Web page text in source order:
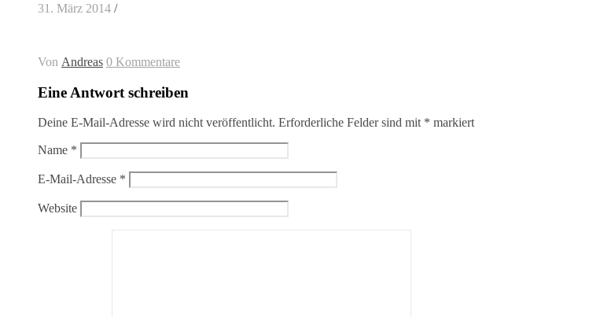
31. März 2014 /
Von Andreas 0 Kommentare
Eine Antwort schreiben
Deine E-Mail-Adresse wird nicht veröffentlicht. Erforderliche Felder sind mit * markiert
Name *
E-Mail-Adresse *
Website